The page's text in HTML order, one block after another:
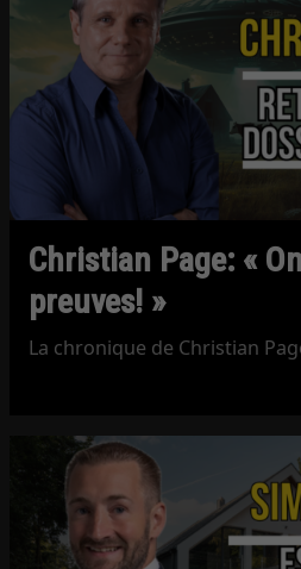
Christian Page: «
preuves! »
La chronique de Christian